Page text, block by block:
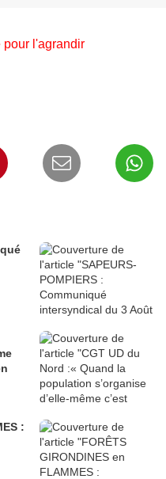
l'agrandir
: